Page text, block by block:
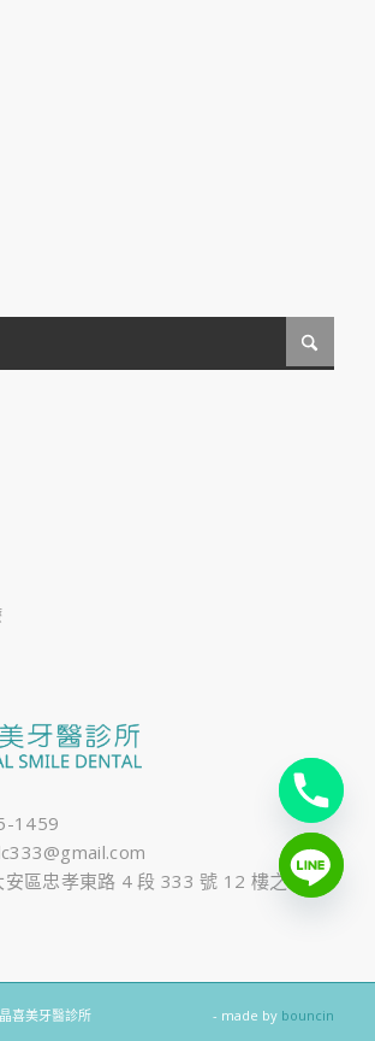
1459
安區忠孝東路 4 段 333 號 12 樓之 1
喜美牙醫診所 - made by bouncin